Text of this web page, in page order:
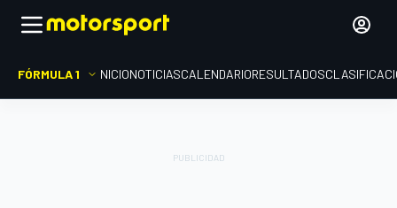
FÓRMULA 1 INICIONOTICIASCALENDARIORESULTADOS